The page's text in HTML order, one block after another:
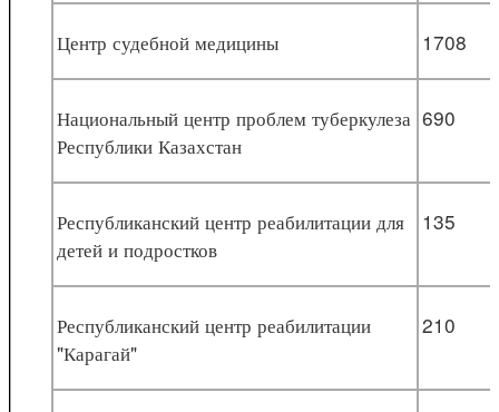
Центр судебной медицины 1708
Национальный центр проблем туберкулеза
Республики Казахстан
690
Республиканский центр реабилитации для
детей и подростков
135
Республиканский центр реабилитации
"Карагай"
210